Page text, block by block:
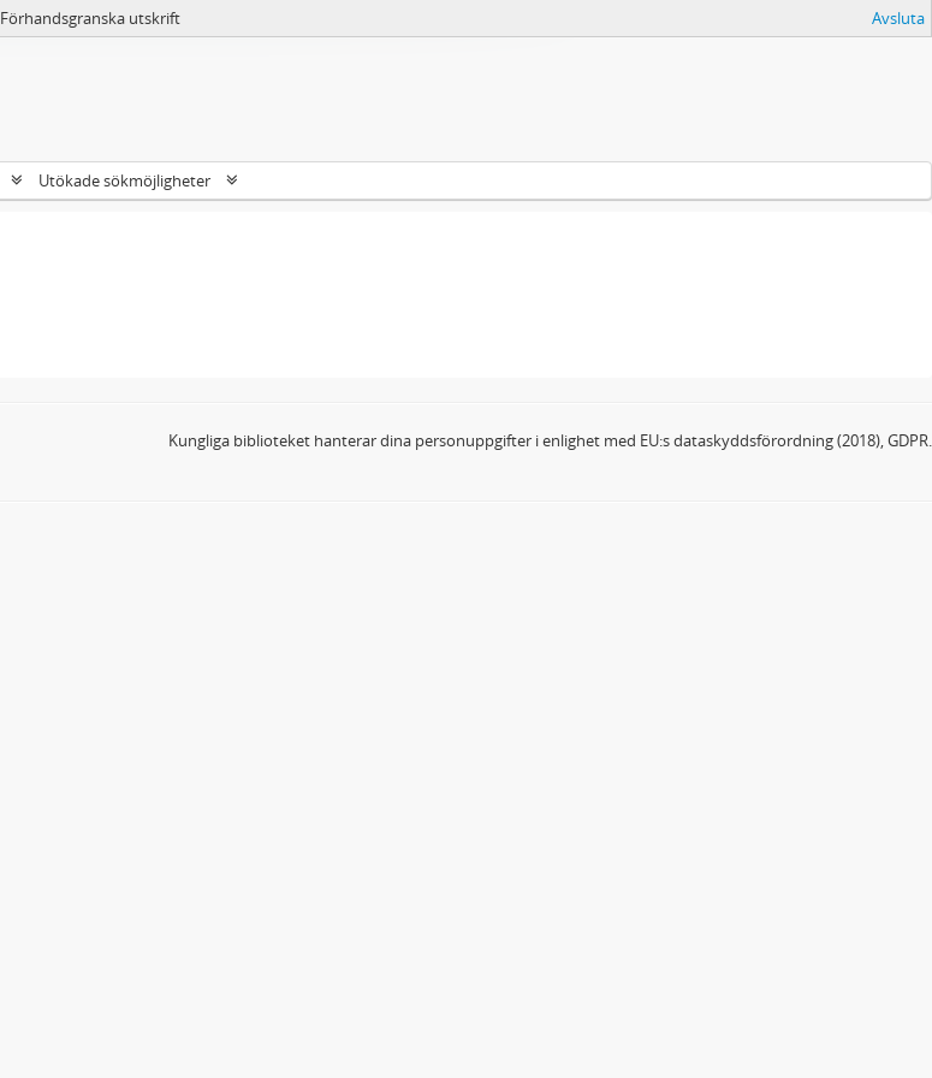
Förhandsgranska utskrift Avsluta
Utökade sökmöjligheter
Kungliga biblioteket hanterar dina personuppgifter i enlighet med EU:s dataskyddsförordning (2018), GDPR.